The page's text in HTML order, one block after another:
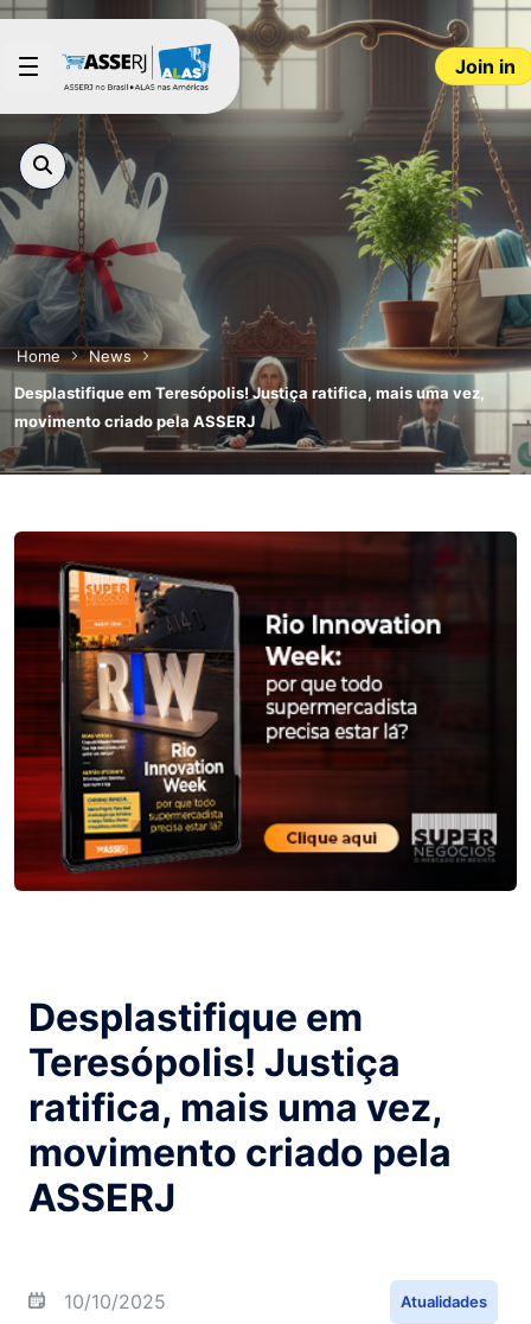
Skip to Main Content
Join in
Home
News
Desplastifique em Teresópolis! Justiça ratifica, mais uma vez,
movimento criado pela ASSERJ
Desplastifique em
Teresópolis! Justiça
ratifica, mais uma vez,
movimento criado pela
ASSERJ
10/10/2025 Atualidades